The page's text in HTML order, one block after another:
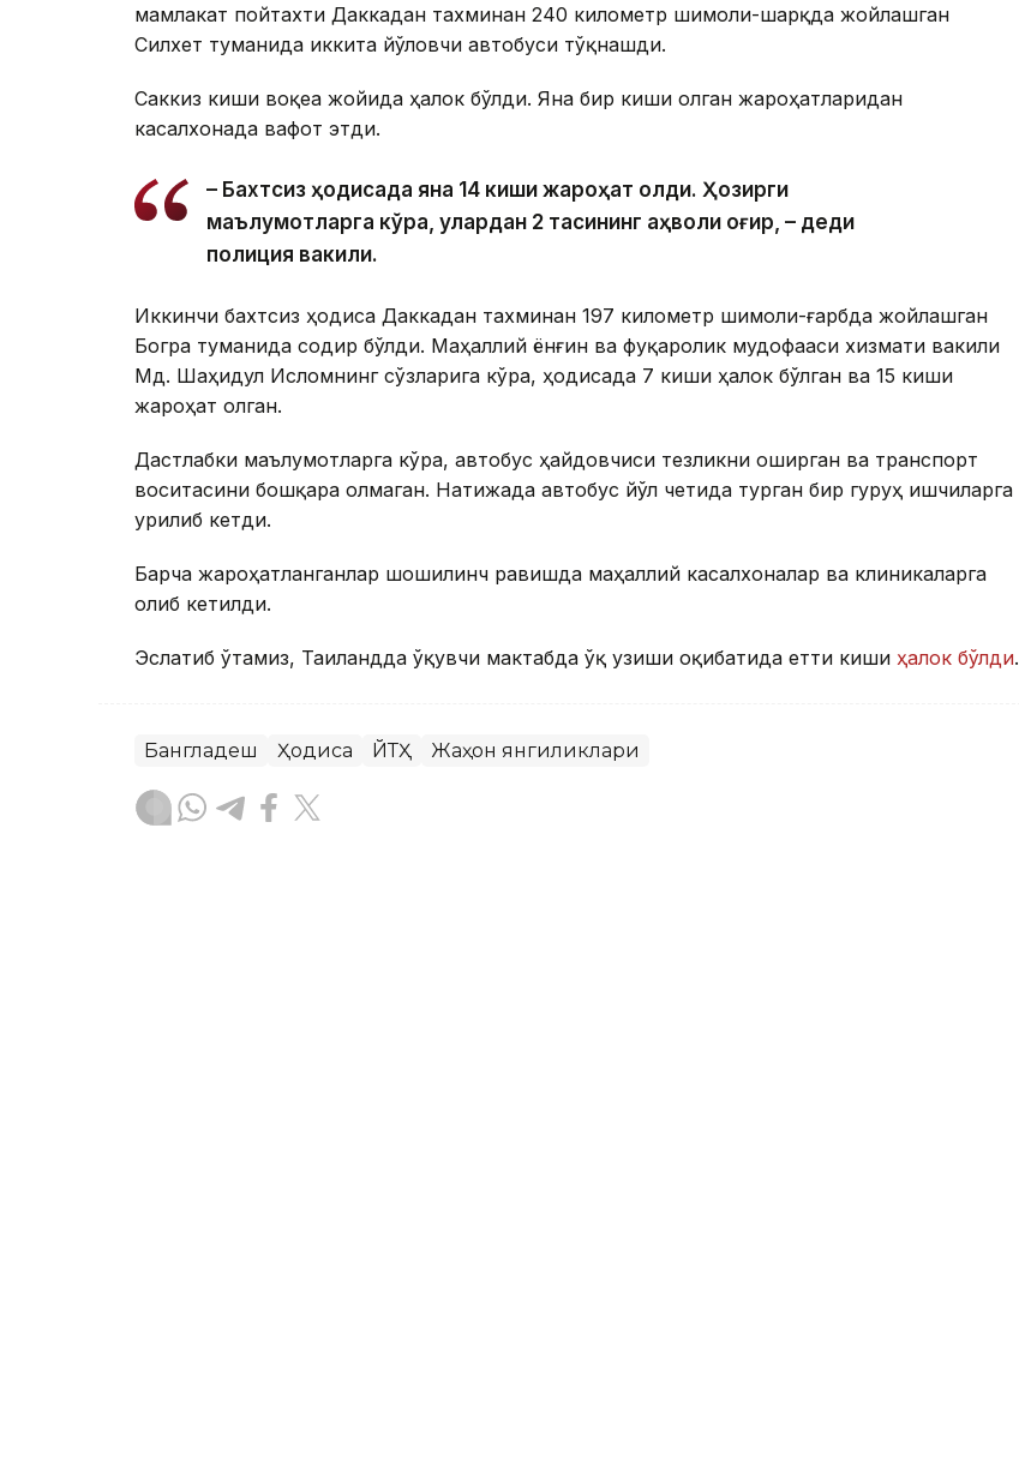
мамлакат пойтахти Даккадан тахминан 240 километр шимоли-шарқда жойлашган
Силхет туманида иккита йўловчи автобуси тўқнашди.
Саккиз киши воқеа жойида ҳалок бўлди. Яна бир киши олган жароҳатларидан
касалхонада вафот этди.
– Бахтсиз ҳодисада яна 14 киши жароҳат олди. Ҳозирги
маълумотларга кўра, улардан 2 тасининг аҳволи оғир, – деди
полиция вакили.
Иккинчи бахтсиз ҳодиса Даккадан тахминан 197 километр шимоли-ғарбда жойлашган
Богра туманида содир бўлди. Маҳаллий ёнғин ва фуқаролик мудофааси хизмати вакили
Мд. Шаҳидул Исломнинг сўзларига кўра, ҳодисада 7 киши ҳалок бўлган ва 15 киши
жароҳат олган.
Дастлабки маълумотларга кўра, автобус ҳайдовчиси тезликни оширган ва транспорт
воситасини бошқара олмаган. Натижада автобус йўл четида турган бир гуруҳ ишчиларга
урилиб кетди.
Барча жароҳатланганлар шошилинч равишда маҳаллий касалхоналар ва клиникаларга
олиб кетилди.
Эслатиб ўтамиз, Таиландда ўқувчи мактабда ўқ узиши оқибатида етти киши ҳалок бўлди.
Бангладеш Ҳодиса ЙТҲ Жаҳон янгиликлари